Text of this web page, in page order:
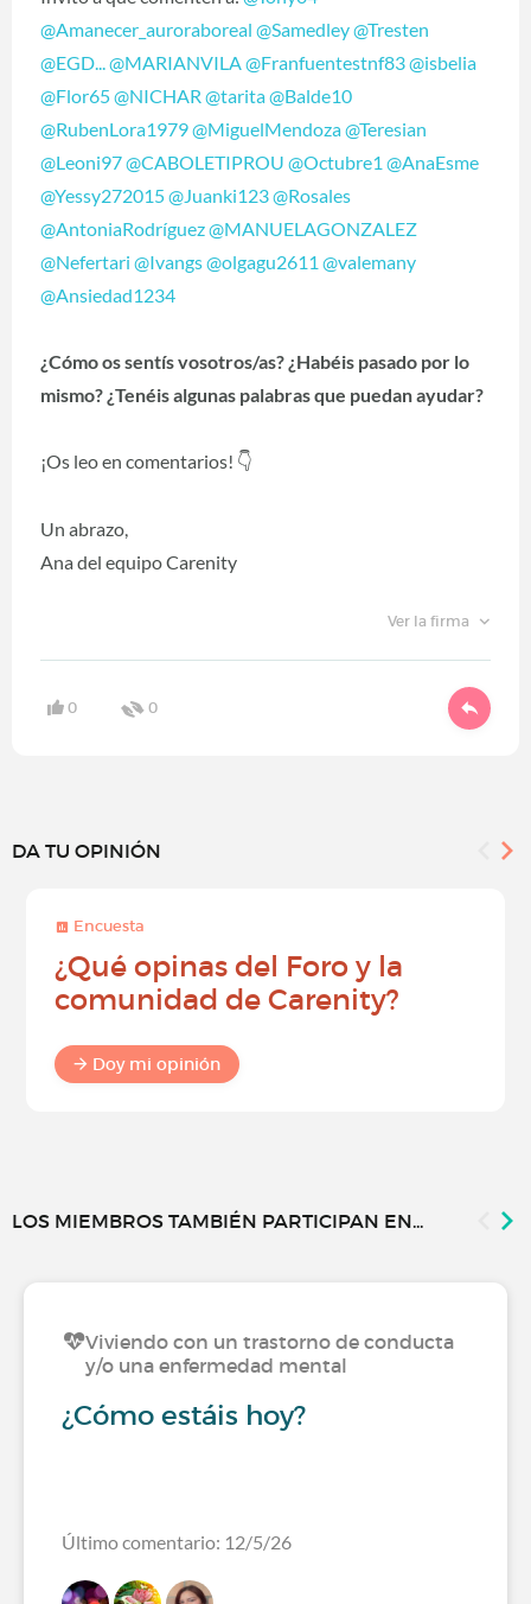
@Amanecer_auroraboreal @Samedley@Tresten
@EGD...
@MARIANVILA @Franfuentestnf83@isbelia
@Flor65@NICHAR @tarita@Balde10
@RubenLora1979@MiguelMendoza@Teresian
@Leoni97@CABOLETIPROU @Octubre1 @AnaEsme
@Yessy272015@Juanki123@Rosales
@AntoniaRodríguez@MANUELAGONZALEZ
@Nefertari @Ivangs@olgagu2611 @valemany
@Ansiedad1234
¿Cómo os sentís vosotros/as? ¿Habéis pasado por lo
mismo? ¿Tenéis algunas palabras que puedan ayudar?
¡Os leo en comentarios! 👇
Un abrazo,
Ana del equipo Carenity
Ver la firma
0 0
DA TU OPINIÓN
Encuesta
¿Qué opinas del Foro y la
comunidad de Carenity?
Doy mi opinión
LOS MIEMBROS TAMBIÉN PARTICIPAN EN...
Viviendo con un trastorno de conducta
y/o una enfermedad mental
¿Cómo estáis hoy?
Último comentario: 12/5/26